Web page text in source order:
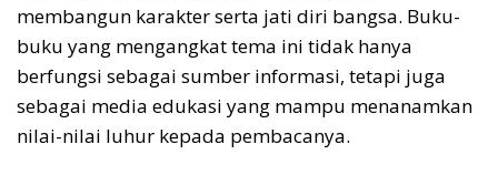
membangun karakter serta jati diri bangsa. Buku-
buku yang mengangkat tema ini tidak hanya
berfungsi sebagai sumber informasi, tetapi juga
sebagai media edukasi yang mampu menanamkan
nilai-nilai luhur kepada pembacanya.